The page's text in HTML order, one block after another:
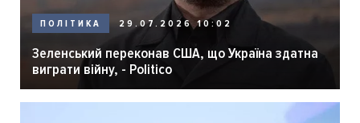
ПОЛІТИКА 29.07.2026 10:02
Зеленський переконав США, що Україна здатна
виграти війну, - Politico